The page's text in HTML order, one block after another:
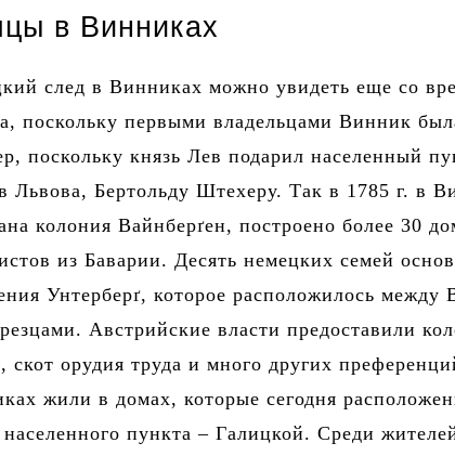
в Винниках
след в Винниках можно увидеть еще со
поскольку первыми владельцами Винник
поскольку князь Лев подарил населенный
Львова, Бертольду Штехеру. Так в 1785 г. в
колония Вайнберґен, построено более 30
из Баварии. Десять немецких семей
Унтерберґ, которое расположилось между
Австрийские власти предоставили
скот орудия труда и много других
жили в домах, которые сегодня
населенного пункта – Галицкой. Среди